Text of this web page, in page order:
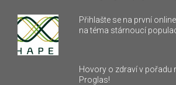
Přihlašte se na první
na téma stárnoucí
Hovory o zdraví v pořadu
Proglas!